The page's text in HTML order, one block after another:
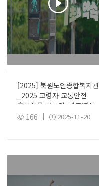
[2025] 북원노인종합복지관
_2025 고령자 교통안전
홍보작품 공모전_광고영상
부문 대상(경찰청장상)
166 | 2025-11-20